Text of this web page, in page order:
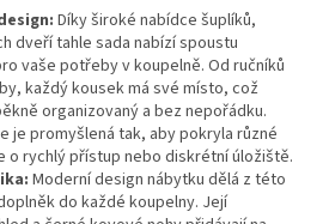
Díky široké nabídce šuplíků,
dveří tahle sada nabízí spoustu
vaše potřeby v koupelně. Od ručníků
každý kousek má své místo, což
organizovaný a bez nepořádku.
je promyšlená tak, aby pokryla různé
o rychlý přístup nebo diskrétní úložiště.
Moderní design nábytku dělá z této
do každé koupelny. Její